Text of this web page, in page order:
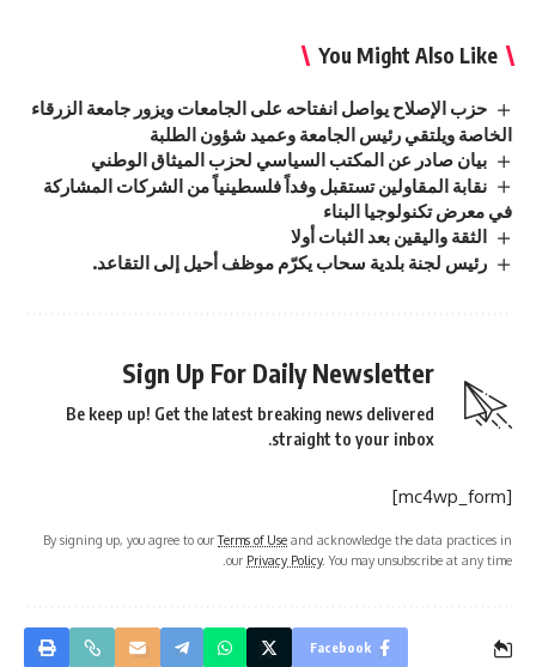
You Might Also Like
حزب الإصلاح يواصل انفتاحه على الجامعات ويزور جامعة الزرقاء
الخاصة ويلتقي رئيس الجامعة وعميد شؤون الطلبة
بيان صادر عن المكتب السياسي لحزب الميثاق الوطني
نقابة المقاولين تستقبل وفداً فلسطينياً من الشركات المشاركة
في معرض تكنولوجيا البناء
الثقة واليقين بعد الثبات أولا
رئيس لجنة بلدية سحاب يكرّم موظف أحيل إلى التقاعد.
Sign Up For Daily Newsletter
Be keep up! Get the latest breaking news delivered
straight to your inbox.
[mc4wp_form]
By signing up, you agree to ourTerms of Use and acknowledge the data practices in
our Privacy Policy. You may unsubscribe at any time.
Facebook